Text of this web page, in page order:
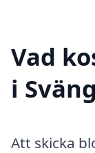
Vad
i
Att skicka